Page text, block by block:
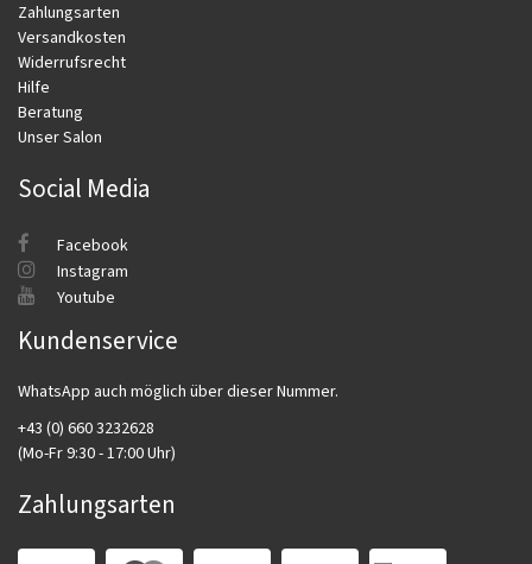
Zahlungsarten
Versandkosten
Widerrufsrecht
Hilfe
Beratung
Unser Salon
Social Media
Facebook
Instagram
Youtube
Kundenservice
WhatsApp auch möglich über dieser Nummer.
+43 (0) 660 3232628
(Mo-Fr 9:30 - 17:00 Uhr)
Zahlungsarten